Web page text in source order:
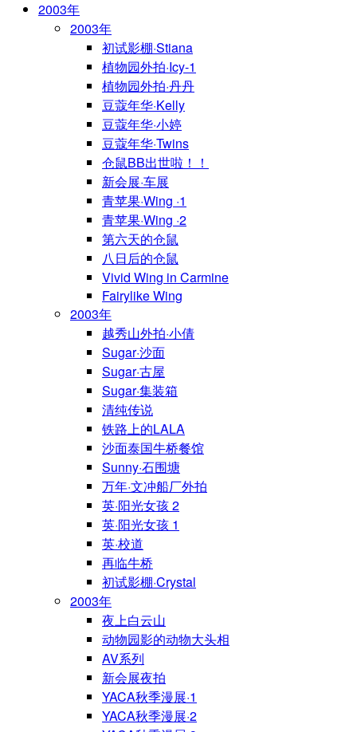
2003年
2003年
初试影棚·Stiana
植物园外拍·Icy-1
植物园外拍·丹丹
豆蔻年华·Kelly
豆蔻年华·小婷
豆蔻年华·Twins
仓鼠BB出世啦！！
新会展·车展
青苹果·Wing ·1
青苹果·Wing ·2
第六天的仓鼠
八日后的仓鼠
Vivid Wing in Carmine
Fairylike Wing
2003年
越秀山外拍·小倩
Sugar·沙面
Sugar·古屋
Sugar·集装箱
清纯传说
铁路上的LALA
沙面泰国牛桥餐馆
Sunny·石围塘
万年·文冲船厂外拍
英·阳光女孩 2
英·阳光女孩 1
英·校道
再临牛桥
初试影棚·Crystal
2003年
夜上白云山
动物园影的动物大头相
AV系列
新会展夜拍
YACA秋季漫展·1
YACA秋季漫展·2